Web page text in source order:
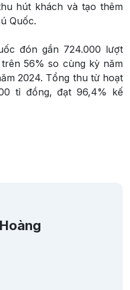
hút khách và tạo thêm
Quốc.
đón gần 724.000 lượt
56% so cùng kỳ năm
2024. Tổng thu từ hoạt
tỉ đồng, đạt 96,4% kế